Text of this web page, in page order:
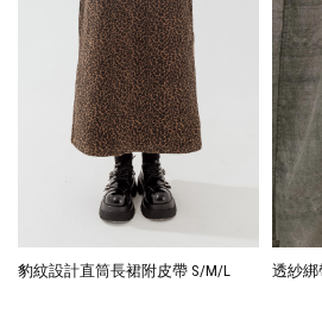
豹紋設計直筒長裙附皮帶 S/M/L 透紗綁